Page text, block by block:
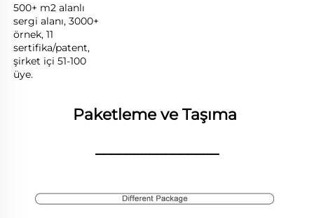
500+ m2 alanlı
sergi alanı, 3000+
örnek, 11
sertifika/patent,
şirket içi 51-100
üye.
Paketleme ve Taşıma
________________